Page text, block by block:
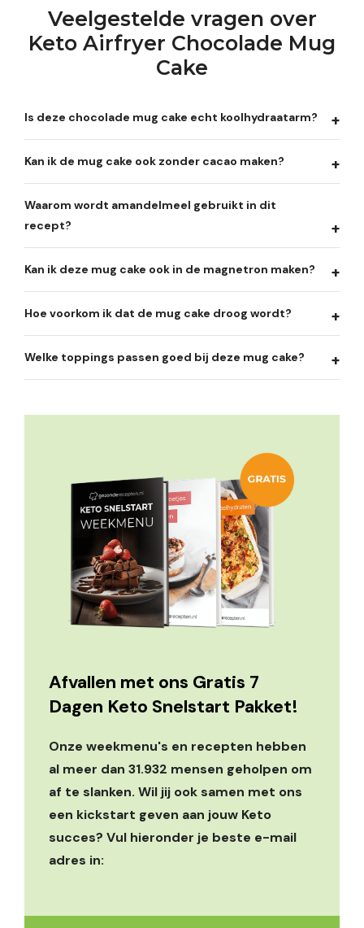
Veelgestelde vragen over
Keto Airfryer Chocolade Mug
Cake
Is deze chocolade mug cake echt koolhydraatarm?
Kan ik de mug cake ook zonder cacao maken?
Waarom wordt amandelmeel gebruikt in dit
recept?
Kan ik deze mug cake ook in de magnetron maken?
Hoe voorkom ik dat de mug cake droog wordt?
Welke toppings passen goed bij deze mug cake?
Afvallen met ons Gratis 7
Dagen Keto Snelstart Pakket!
Onze weekmenu's en recepten hebben
al meer dan 31.932 mensen geholpen om
af te slanken. Wil jij ook samen met ons
een kickstart geven aan jouw Keto
succes? Vul hieronder je beste e-mail
adres in: